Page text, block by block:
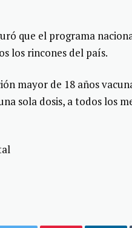
que el programa
los rincones del país.
mayor de 18 años
sola dosis, a todos los